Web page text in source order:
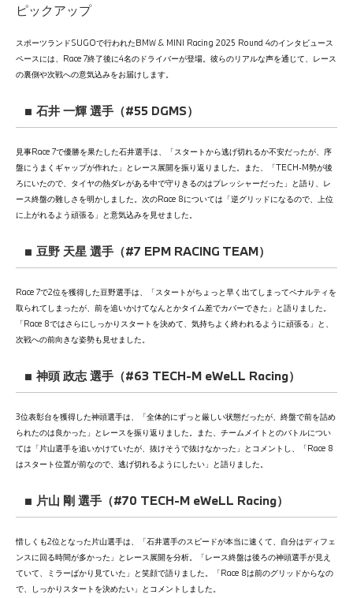
ピックアップ
スポーツランドSUGOで行われたBMW & MINI Racing 2025 Round 4のインタビュース
ペースには、Race 7終了後に4名のドライバーが登場。彼らのリアルな声を通じて、レース
の裏側や次戦への意気込みをお届けします。
■ 石井 一輝 選手（#55 DGMS）
見事Race 7で優勝を果たした石井選手は、「スタートから逃げ切れるか不安だったが、序
盤にうまくギャップが作れた」とレース展開を振り返りました。また、「TECH-M勢が後
ろにいたので、タイヤの熱ダレがある中で守りきるのはプレッシャーだった」と語り、レ
ース終盤の難しさを明かしました。次のRace 8については「逆グリッドになるので、上位
に上がれるよう頑張る」と意気込みを見せました。
■ 豆野 天星 選手（#7 EPM RACING TEAM）
Race 7で2位を獲得した豆野選手は、「スタートがちょっと早く出てしまってペナルティを
取られてしまったが、前を追いかけてなんとかタイム差でカバーできた」と語りました。
「Race 8ではさらにしっかりスタートを決めて、気持ちよく終われるように頑張る」と、
次戦への前向きな姿勢も見せました。
■ 神頭 政志 選手（#63 TECH-M eWeLL Racing）
3位表彰台を獲得した神頭選手は、「全体的にずっと厳しい状態だったが、終盤で前を詰め
られたのは良かった」とレースを振り返りました。また、チームメイトとのバトルについ
ては「片山選手を追いかけていたが、抜けそうで抜けなかった」とコメントし、「Race 8
はスタート位置が前なので、逃げ切れるようにしたい」と語りました。
■ 片山 剛 選手（#70 TECH-M eWeLL Racing）
惜しくも2位となった片山選手は、「石井選手のスピードが本当に速くて、自分はディフェ
ンスに回る時間が多かった」とレース展開を分析。「レース終盤は後ろの神頭選手が見え
ていて、ミラーばかり見ていた」と笑顔で語りました。「Race 8は前のグリッドからなの
で、しっかりスタートを決めたい」とコメントしました。